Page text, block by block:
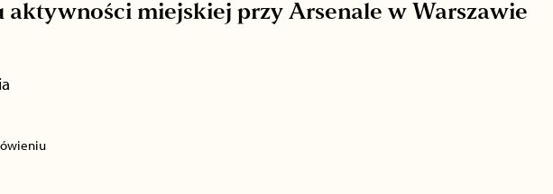
aktywności miejskiej przy Arsenale w Warszawie